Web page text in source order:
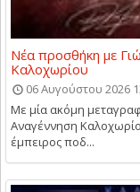
Νέα προσθήκη με
Καλοχωρίου
06 Αυγούστου 2026
Με μία ακόμη
Αναγέννηση
έμπειρος ποδ...